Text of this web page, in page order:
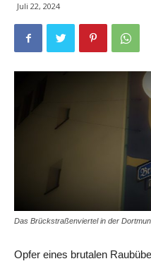
Juli 22, 2024
Das Brückstraßenviertel in der
Opfer eines brutalen